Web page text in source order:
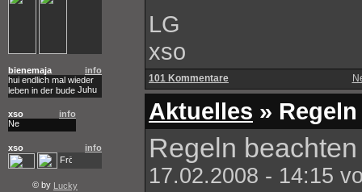
bienemaja
info
hui endlich mal wieder
leben in der bude
xso info
xso info
© by Lucky
LG
xso
101 Kommentare
Aktuelles »
Regeln beachten
17.02.2008 - 14:15